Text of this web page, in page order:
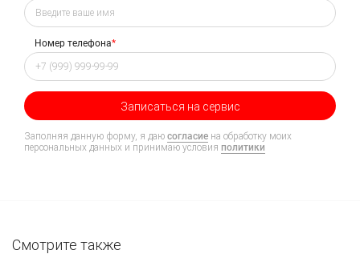
Номер телефона*
Записаться на сервис
Заполняя данную форму, я даю согласие на обработку моих
персональных данных и принимаю условия политики
Смотрите также